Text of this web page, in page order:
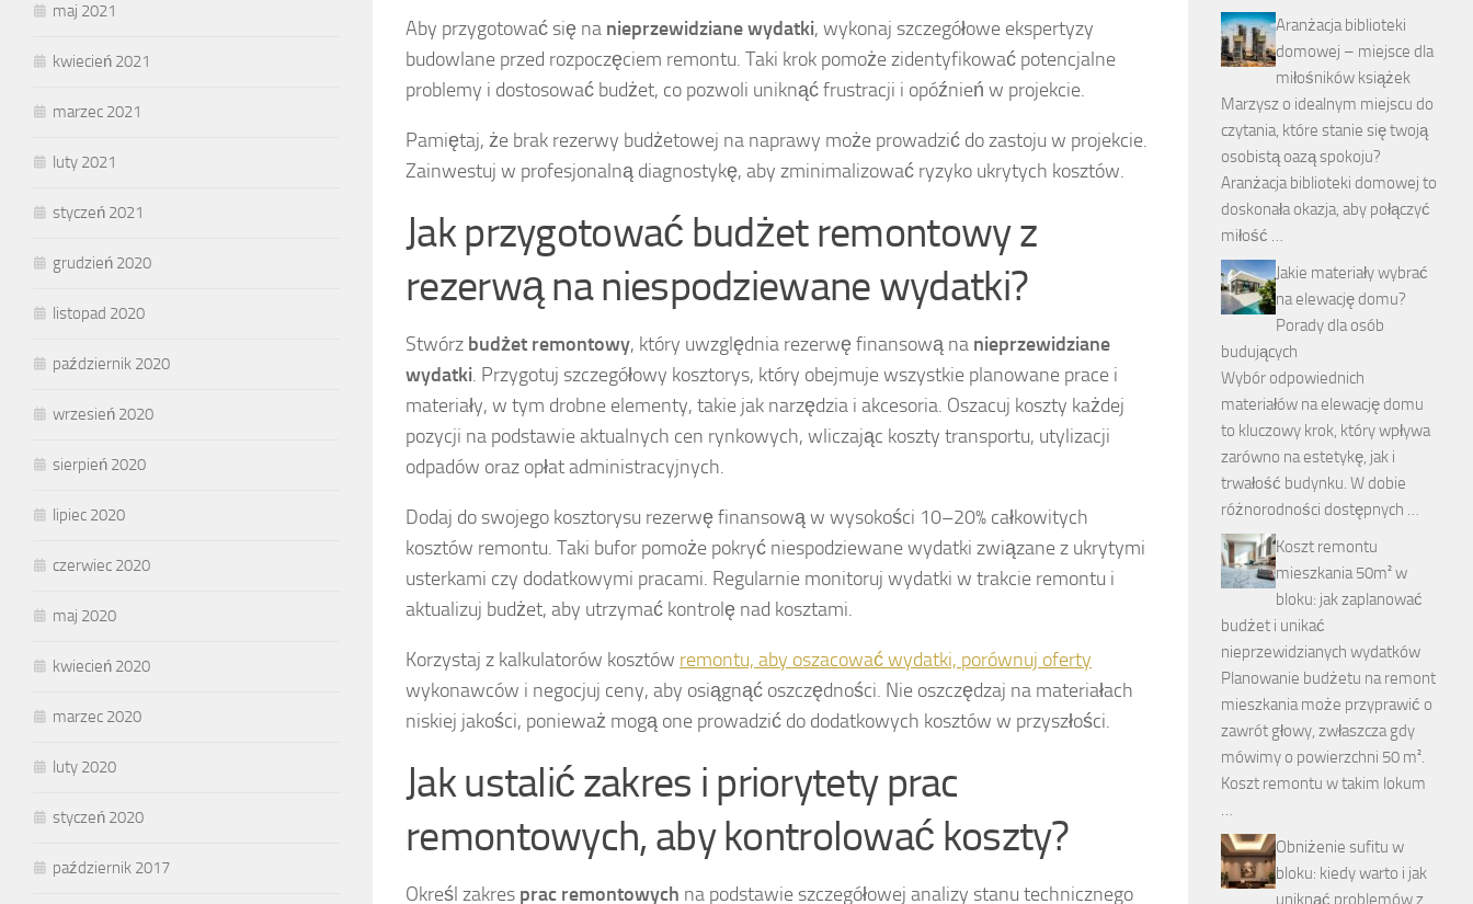
Aby przygotować się na nieprzewidziane wydatki, wykonaj szczegółowe ekspertyzy
budowlane przed rozpoczęciem remontu. Taki krok pomoże zidentyfikować potencjalne
problemy i dostosować budżet, co pozwoli uniknąć frustracji i opóźnień w projekcie.
Pamiętaj, że brak rezerwy budżetowej na naprawy może prowadzić do zastoju w projekcie.
Zainwestuj w profesjonalną diagnostykę, aby zminimalizować ryzyko ukrytych kosztów.
Jak przygotować budżet remontowy z
rezerwą na niespodziewane wydatki?
Stwórz budżet remontowy, który uwzględnia rezerwę finansową na nieprzewidziane
wydatki. Przygotuj szczegółowy kosztorys, który obejmuje wszystkie planowane prace i
materiały, w tym drobne elementy, takie jak narzędzia i akcesoria. Oszacuj koszty każdej
pozycji na podstawie aktualnych cen rynkowych, wliczając koszty transportu, utylizacji
odpadów oraz opłat administracyjnych.
Dodaj do swojego kosztorysu rezerwę finansową w wysokości 10–20% całkowitych
kosztów remontu. Taki bufor pomoże pokryć niespodziewane wydatki związane z ukrytymi
usterkami czy dodatkowymi pracami. Regularnie monitoruj wydatki w trakcie remontu i
aktualizuj budżet, aby utrzymać kontrolę nad kosztami.
Korzystaj z kalkulatorów kosztów remontu, aby oszacować wydatki, porównuj oferty
wykonawców i negocjuj ceny, aby osiągnąć oszczędności. Nie oszczędzaj na materiałach
niskiej jakości, ponieważ mogą one prowadzić do dodatkowych kosztów w przyszłości.
Jak ustalić zakres i priorytety prac
remontowych, aby kontrolować koszty?
Określ zakres prac remontowych na podstawie szczegółowej analizy stanu technicznego
maj 2021
kwiecień 2021
marzec 2021
luty 2021
styczeń 2021
grudzień 2020
listopad 2020
październik 2020
wrzesień 2020
sierpień 2020
lipiec 2020
czerwiec 2020
maj 2020
kwiecień 2020
marzec 2020
luty 2020
styczeń 2020
październik 2017
Aranżacja biblioteki
domowej – miejsce dla
miłośników książek
Marzysz o idealnym miejscu do
czytania, które stanie się twoją
osobistą oazą spokoju?
Aranżacja biblioteki domowej to
doskonała okazja, aby połączyć
miłość …
Jakie materiały wybrać
na elewację domu?
Porady dla osób
budujących
Wybór odpowiednich
materiałów na elewację domu
to kluczowy krok, który wpływa
zarówno na estetykę, jak i
trwałość budynku. W dobie
różnorodności dostępnych …
Koszt remontu
mieszkania 50m² w
bloku: jak zaplanować
budżet i unikać
nieprzewidzianych wydatków
Planowanie budżetu na remont
mieszkania może przyprawić o
zawrót głowy, zwłaszcza gdy
mówimy o powierzchni 50 m².
Koszt remontu w takim lokum
…
Obniżenie sufitu w
bloku: kiedy warto i jak
uniknąć problemów z